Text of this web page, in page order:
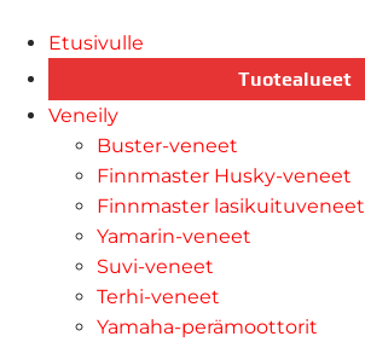
Etusivulle
Tuotealueet
Veneily
Buster-veneet
Finnmaster Husky-veneet
Finnmaster lasikuituveneet
Yamarin-veneet
Suvi-veneet
Terhi-veneet
Yamaha-perämoottorit